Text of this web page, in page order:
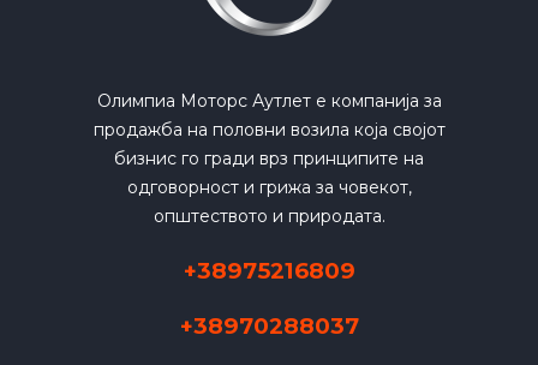
Олимпиа Моторс Аутлет е компанија за
продажба на половни возила која својот
бизнис го гради врз принципите на
одговорност и грижа за човекот,
општеството и природата.
+38975216809
+38970288037